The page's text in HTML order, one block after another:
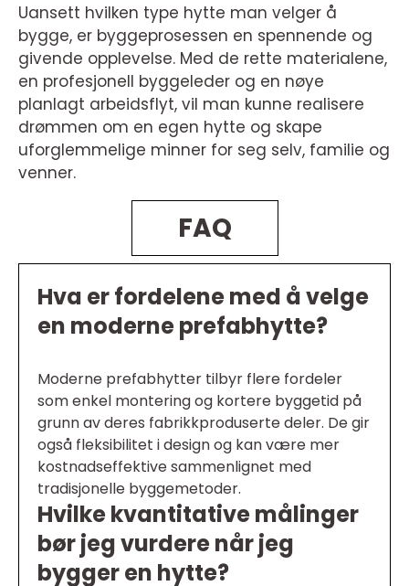
Uansett hvilken type hytte man velger å
bygge, er byggeprosessen en spennende og
givende opplevelse. Med de rette materialene,
en profesjonell byggeleder og en nøye
planlagt arbeidsflyt, vil man kunne realisere
drømmen om en egen hytte og skape
uforglemmelige minner for seg selv, familie og
venner.
FAQ
Hva er fordelene med å velge
en moderne prefabhytte?
Moderne prefabhytter tilbyr flere fordeler
som enkel montering og kortere byggetid på
grunn av deres fabrikkproduserte deler. De gir
også fleksibilitet i design og kan være mer
kostnadseffektive sammenlignet med
tradisjonelle byggemetoder.
Hvilke kvantitative målinger
bør jeg vurdere når jeg
bygger en hytte?